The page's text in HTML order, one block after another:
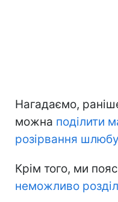
Нагадаємо,
можна поділити
розірвання шлюбу
Крім того, ми
неможливо